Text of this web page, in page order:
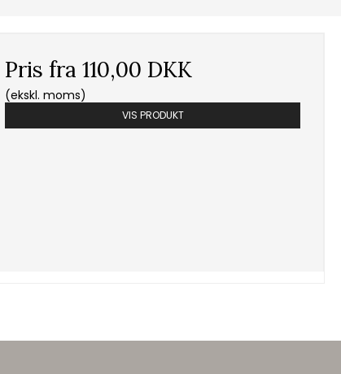
Pris fra110,00 DKK
(ekskl. moms)
VIS PRODUKT